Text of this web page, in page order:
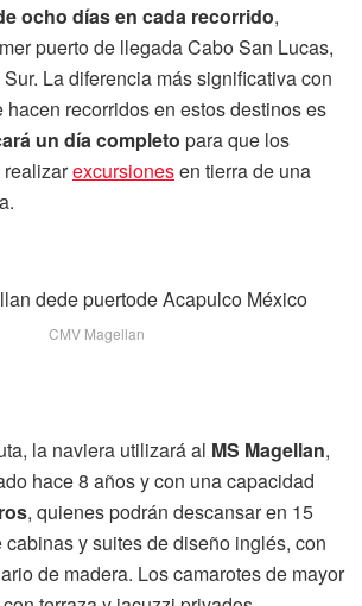
ocho días en cada recorrido,
puerto de llegada Cabo San Lucas,
La diferencia más significativa con
hacen recorridos en estos destinos es
un día completo para que los
realizarexcursionesen tierra de una
CMV Magellan
la naviera utilizará al MS Magellan,
hace 8 años y con una capacidad
, quienes podrán descansar en 15
y suites de diseño inglés, con
de madera. Los camarotes de mayor